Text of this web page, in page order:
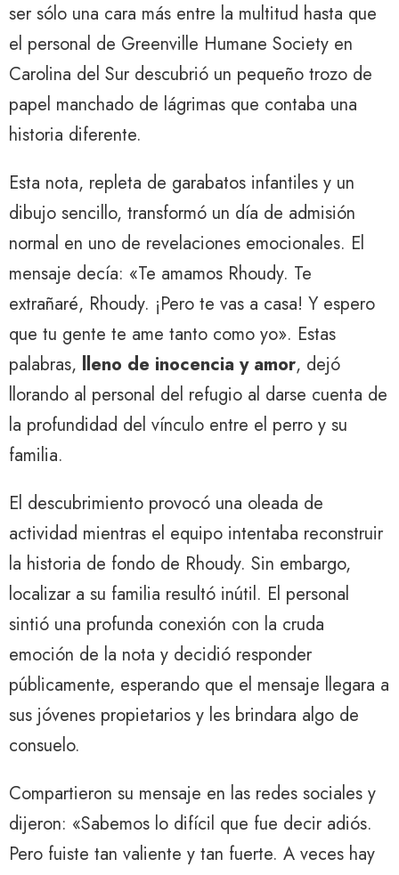
ser sólo una cara más entre la multitud hasta que
el personal de Greenville Humane Society en
Carolina del Sur descubrió un pequeño trozo de
papel manchado de lágrimas que contaba una
historia diferente.
Esta nota, repleta de garabatos infantiles y un
dibujo sencillo, transformó un día de admisión
normal en uno de revelaciones emocionales. El
mensaje decía: «Te amamos Rhoudy. Te
extrañaré, Rhoudy. ¡Pero te vas a casa! Y espero
que tu gente te ame tanto como yo». Estas
palabras, lleno de inocencia y amor, dejó
llorando al personal del refugio al darse cuenta de
la profundidad del vínculo entre el perro y su
familia.
El descubrimiento provocó una oleada de
actividad mientras el equipo intentaba reconstruir
la historia de fondo de Rhoudy. Sin embargo,
localizar a su familia resultó inútil. El personal
sintió una profunda conexión con la cruda
emoción de la nota y decidió responder
públicamente, esperando que el mensaje llegara a
sus jóvenes propietarios y les brindara algo de
consuelo.
Compartieron su mensaje en las redes sociales y
dijeron: «Sabemos lo difícil que fue decir adiós.
Pero fuiste tan valiente y tan fuerte. A veces hay